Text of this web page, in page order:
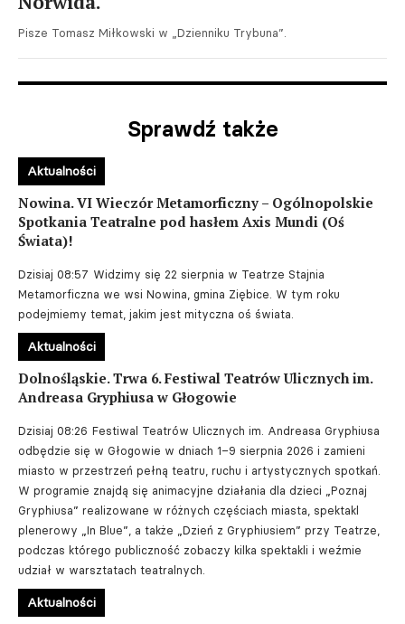
Pisze Tomasz Miłkowski w „Dzienniku Trybuna”.
Sprawdź także
Nowina. VI Wieczór Metamorficzny – Ogólnopolskie
Spotkania Teatralne pod hasłem Axis Mundi (Oś
Świata)!
Dzisiaj 08:57 Widzimy się 22 sierpnia w Teatrze Stajnia
Metamorficzna we wsi Nowina, gmina Ziębice. W tym roku
podejmiemy temat, jakim jest mityczna oś świata.
Aktualności
Dolnośląskie. Trwa 6. Festiwal Teatrów Ulicznych im.
Andreasa Gryphiusa w Głogowie
Dzisiaj 08:26 Festiwal Teatrów Ulicznych im. Andreasa Gryphiusa
odbędzie się w Głogowie w dniach 1–9 sierpnia 2026 i zamieni
miasto w przestrzeń pełną teatru, ruchu i artystycznych spotkań.
W programie znajdą się animacyjne działania dla dzieci „Poznaj
Gryphiusa” realizowane w różnych częściach miasta, spektakl
plenerowy „In Blue”, a także „Dzień z Gryphiusiem” przy Teatrze,
podczas którego publiczność zobaczy kilka spektakli i weźmie
udział w warsztatach teatralnych.
Aktualności
Aktualności